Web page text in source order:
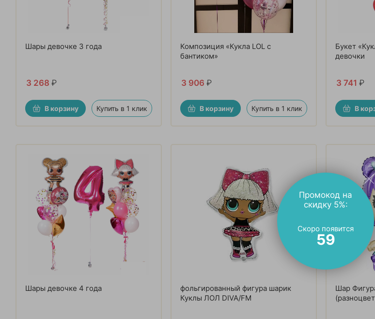
Шары девочке 3 года
3 268 ₽
В корзину Купить в 1 клик
Композиция «Кукла LOL с
бантиком»
3 906 ₽
В корзину Купить в 1 клик
Букет
девочки
3 741 ₽
В
Шары девочке 4 года
фольгированный фигура шарик
Куклы ЛОЛ DIVA/FM
Шар
Промокод на
скидку 5%:
Скоро появится
58